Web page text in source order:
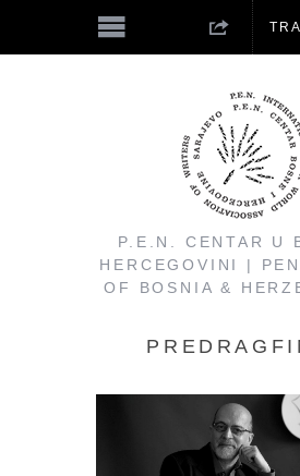
P.E.N. CENTAR U
HERCEGOVINI |
OF BOSNIA &